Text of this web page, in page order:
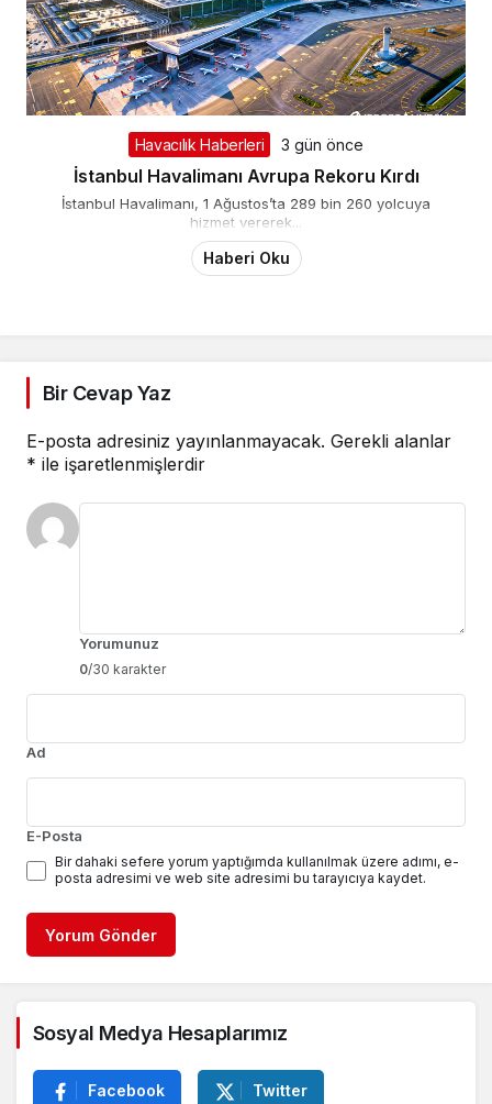
Havacılık Haberleri 3 gün önce
İstanbul Havalimanı Avrupa Rekoru Kırdı
İstanbul Havalimanı, 1 Ağustos’ta 289 bin 260 yolcuya
hizmet vererek...
Haberi Oku
Bir Cevap Yaz
E-posta adresiniz yayınlanmayacak. Gerekli alanlar
* ile işaretlenmişlerdir
Yorumunuz
0/30 karakter
Ad
E-Posta
Bir dahaki sefere yorum yaptığımda kullanılmak üzere adımı, e-
posta adresimi ve web site adresimi bu tarayıcıya kaydet.
Yorum Gönder
Sosyal Medya Hesaplarımız
Facebook Twitter